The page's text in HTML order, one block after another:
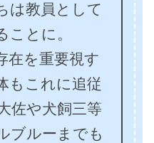
は教員として
ことに。
在を重要視す
もこれに追従
佐や犬飼三等
ブルーまでも